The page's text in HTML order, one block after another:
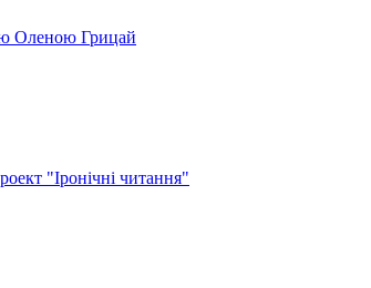
Оленою Грицай
"Іронічні читання"